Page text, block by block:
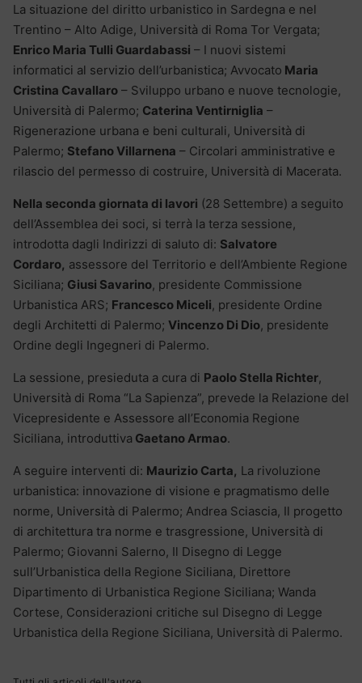
La situazione del diritto urbanistico in Sardegna e nel
Trentino – Alto Adige, Università di Roma Tor Vergata;
Enrico Maria Tulli Guardabassi – I nuovi sistemi
informatici al servizio dell’urbanistica; Avvocato Maria
Cristina Cavallaro – Sviluppo urbano e nuove tecnologie,
Università di Palermo; Caterina Ventirniglia –
Rigenerazione urbana e beni culturali, Università di
Palermo; Stefano Villarnena – Circolari amministrative e
rilascio del permesso di costruire, Università di Macerata.
Nella seconda giornata di lavori (28 Settembre) a seguito
dell’Assemblea dei soci, si terrà la terza sessione,
introdotta dagli Indirizzi di saluto di: Salvatore
Cordaro, assessore del Territorio e dell’Ambiente Regione
Siciliana; Giusi Savarino, presidente Commissione
Urbanistica ARS; Francesco Miceli, presidente Ordine
degli Architetti di Palermo; Vincenzo Di Dio, presidente
Ordine degli Ingegneri di Palermo.
La sessione, presieduta a cura di Paolo Stella Richter,
Università di Roma “La Sapienza”, prevede la Relazione del
Vicepresidente e Assessore all’Economia Regione
Siciliana, introduttiva Gaetano Armao.
A seguire interventi di: Maurizio Carta, La rivoluzione
urbanistica: innovazione di visione e pragmatismo delle
norme, Università di Palermo; Andrea Sciascia, Il progetto
di architettura tra norme e trasgressione, Università di
Palermo; Giovanni Salerno, Il Disegno di Legge
sull’Urbanistica della Regione Siciliana, Direttore
Dipartimento di Urbanistica Regione Siciliana; Wanda
Cortese, Considerazioni critiche sul Disegno di Legge
Urbanistica della Regione Siciliana, Università di Palermo.